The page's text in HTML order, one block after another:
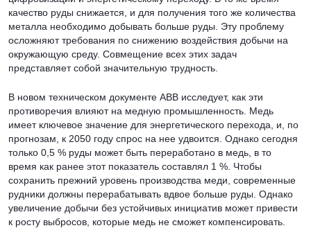
качество руды снижается, и для получения того же количества
металла необходимо добывать больше руды. Эту проблему
осложняют требования по снижению воздействия добычи на
окружающую среду. Совмещение всех этих задач
представляет собой значительную трудность.
В новом техническом документе ABB исследует, как эти
противоречия влияют на медную промышленность. Медь
имеет ключевое значение для энергетического перехода, и, по
прогнозам, к 2050 году спрос на нее удвоится. Однако сегодня
только 0,5 % руды может быть переработано в медь, в то
время как ранее этот показатель составлял 1 %. Чтобы
сохранить прежний уровень производства меди, современные
рудники должны перерабатывать вдвое больше руды. Однако
увеличение добычи без устойчивых инициатив может привести
к росту выбросов, которые медь не сможет компенсировать.